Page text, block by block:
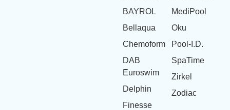
BAYROL
Bellaqua
Chemoform
DAB
Euroswim
Delphin
Finesse
MediPool
Oku
Pool-I.D.
SpaTime
Zirkel
Zodiac